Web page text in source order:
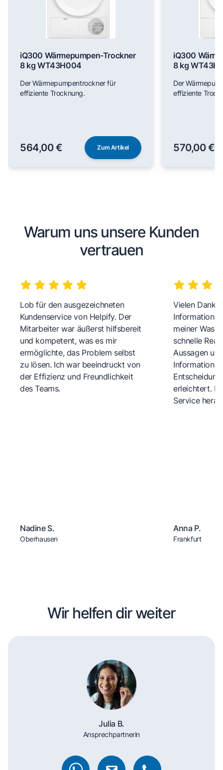
iQ300 Wärmepumpen-Trockner
8 kg WT43H004
Der Wärmepumpentrockner für
effiziente Trocknung.
564,00 € Zum Artikel
iQ300
8 kg
Der
effiziente
570,00 €
Warum uns unsere Kunden
vertrauen
Lob für den ausgezeichneten
Kundenservice von Helpify. Der
Mitarbeiter war äußerst hilfsbereit
und kompetent, was es mir
ermöglichte, das Problem selbst
zu lösen. Ich war beeindruckt von
der Effizienz und Freundlichkeit
des Teams.
Nadine S.
Oberhausen
Vielen Dank
meiner
schnelle
Aussagen
erleichtert.
Service
Anna P.
Frankfurt
Wir helfen dir weiter
Julia B.
Ansprechpartnerin